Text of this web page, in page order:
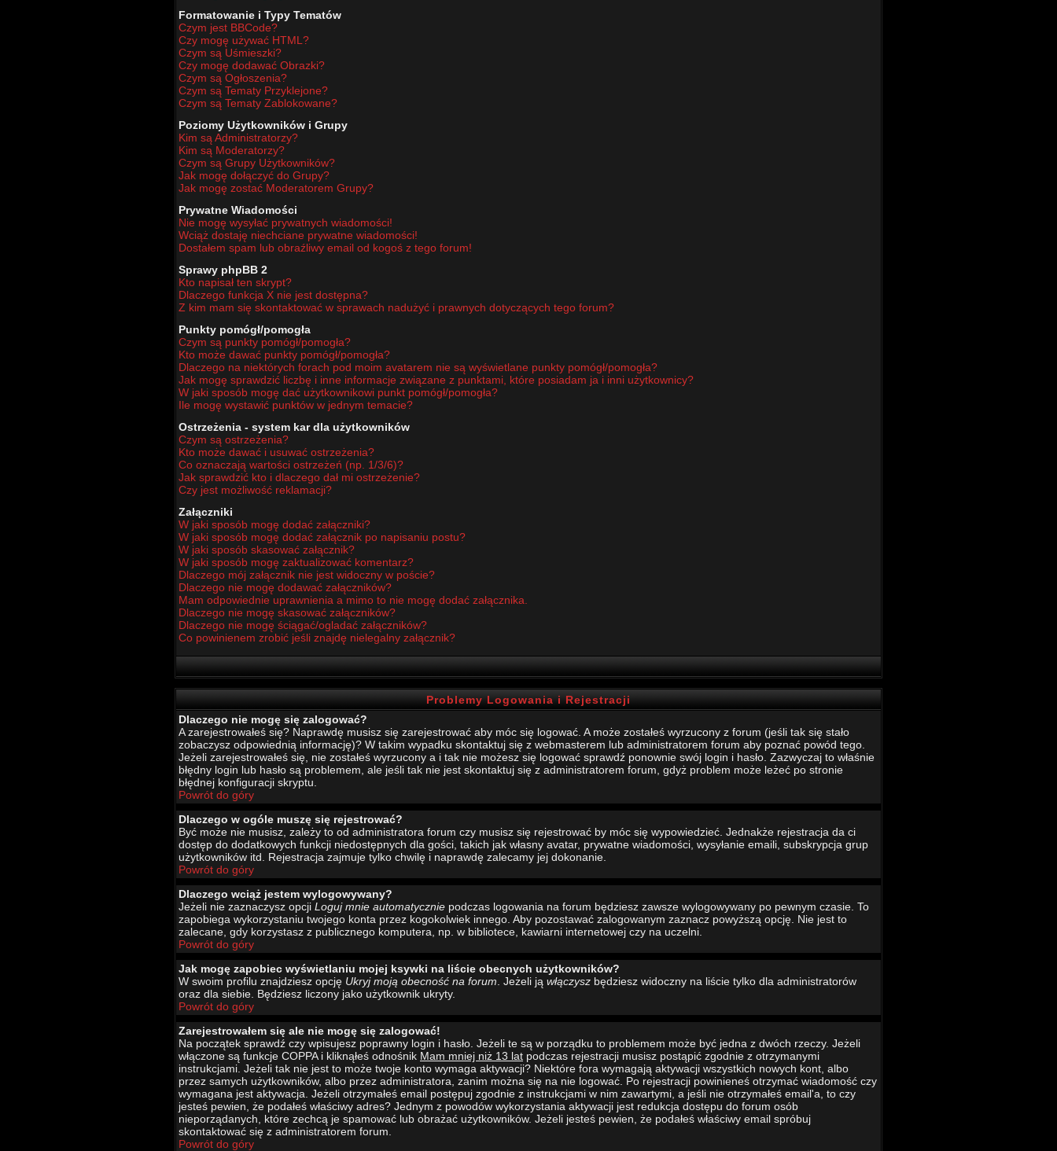
Formatowanie i Typy Tematów
Czym jest BBCode?
Czy mogę używać HTML?
Czym są Uśmieszki?
Czy mogę dodawać Obrazki?
Czym są Ogłoszenia?
Czym są Tematy Przyklejone?
Czym są Tematy Zablokowane?
Poziomy Użytkowników i Grupy
Kim są Administratorzy?
Kim są Moderatorzy?
Czym są Grupy Użytkowników?
Jak mogę dołączyć do Grupy?
Jak mogę zostać Moderatorem Grupy?
Prywatne Wiadomości
Nie mogę wysyłać prywatnych wiadomości!
Wciąż dostaję niechciane prywatne wiadomości!
Dostałem spam lub obraźliwy email od kogoś z tego forum!
Sprawy phpBB 2
Kto napisał ten skrypt?
Dlaczego funkcja X nie jest dostępna?
Z kim mam się skontaktować w sprawach nadużyć i prawnych dotyczących tego forum?
Punkty pomógł/pomogła
Czym są punkty pomógł/pomogła?
Kto może dawać punkty pomógł/pomogła?
Dlaczego na niektórych forach pod moim avatarem nie są wyświetlane punkty pomógł/pomogła?
Jak mogę sprawdzić liczbę i inne informacje związane z punktami, które posiadam ja i inni użytkownicy?
W jaki sposób mogę dać użytkownikowi punkt pomógł/pomogła?
Ile mogę wystawić punktów w jednym temacie?
Ostrzeżenia - system kar dla użytkowników
Czym są ostrzeżenia?
Kto może dawać i usuwać ostrzeżenia?
Co oznaczają wartości ostrzeżeń (np. 1/3/6)?
Jak sprawdzić kto i dlaczego dał mi ostrzeżenie?
Czy jest możliwość reklamacji?
Załączniki
W jaki sposób mogę dodać załączniki?
W jaki sposób mogę dodać załącznik po napisaniu postu?
W jaki sposób skasować załącznik?
W jaki sposób mogę zaktualizować komentarz?
Dlaczego mój załącznik nie jest widoczny w poście?
Dlaczego nie mogę dodawać załączników?
Mam odpowiednie uprawnienia a mimo to nie mogę dodać załącznika.
Dlaczego nie mogę skasować załączników?
Dlaczego nie mogę ściągać/ogladać załączników?
Co powinienem zrobić jeśli znajdę nielegalny załącznik?
Problemy Logowania i Rejestracji
Dlaczego nie mogę się zalogować?
A zarejestrowałeś się? Naprawdę musisz się zarejestrować aby móc się logować. A może zostałeś wyrzucony z forum (jeśli tak się stało
zobaczysz odpowiednią informację)? W takim wypadku skontaktuj się z webmasterem lub administratorem forum aby poznać powód tego.
Jeżeli zarejestrowałeś się, nie zostałeś wyrzucony a i tak nie możesz się logować sprawdź ponownie swój login i hasło. Zazwyczaj to właśnie
błędny login lub hasło są problemem, ale jeśli tak nie jest skontaktuj się z administratorem forum, gdyż problem może leżeć po stronie
błędnej konfiguracji skryptu.
Powrót do góry
Dlaczego w ogóle muszę się rejestrować?
Być może nie musisz, zależy to od administratora forum czy musisz się rejestrować by móc się wypowiedzieć. Jednakże rejestracja da ci
dostęp do dodatkowych funkcji niedostępnych dla gości, takich jak własny avatar, prywatne wiadomości, wysyłanie emaili, subskrypcja grup
użytkowników itd. Rejestracja zajmuje tylko chwilę i naprawdę zalecamy jej dokonanie.
Powrót do góry
Dlaczego wciąż jestem wylogowywany?
Jeżeli nie zaznaczysz opcji Loguj mnie automatycznie podczas logowania na forum będziesz zawsze wylogowywany po pewnym czasie. To
zapobiega wykorzystaniu twojego konta przez kogokolwiek innego. Aby pozostawać zalogowanym zaznacz powyższą opcję. Nie jest to
zalecane, gdy korzystasz z publicznego komputera, np. w bibliotece, kawiarni internetowej czy na uczelni.
Powrót do góry
Jak mogę zapobiec wyświetlaniu mojej ksywki na liście obecnych użytkowników?
W swoim profilu znajdziesz opcję Ukryj moją obecność na forum . Jeżeli ją włączysz będziesz widoczny na liście tylko dla administratorów
oraz dla siebie. Będziesz liczony jako użytkownik ukryty.
Powrót do góry
Zarejestrowałem się ale nie mogę się zalogować!
Na początek sprawdź czy wpisujesz poprawny login i hasło. Jeżeli te są w porządku to problemem może być jedna z dwóch rzeczy. Jeżeli
włączone są funkcje COPPA i kliknąłeś odnośnik Mam mniej niż 13 lat podczas rejestracji musisz postąpić zgodnie z otrzymanymi
instrukcjami. Jeżeli tak nie jest to może twoje konto wymaga aktywacji? Niektóre fora wymagają aktywacji wszystkich nowych kont, albo
przez samych użytkowników, albo przez administratora, zanim można się na nie logować. Po rejestracji powinieneś otrzymać wiadomość czy
wymagana jest aktywacja. Jeżeli otrzymałeś email postępuj zgodnie z instrukcjami w nim zawartymi, a jeśli nie otrzymałeś email'a, to czy
jesteś pewien, że podałeś właściwy adres? Jednym z powodów wykorzystania aktywacji jest redukcja dostępu do forum osób
nieporządanych, które zechcą je spamować lub obrażać użytkowników. Jeżeli jesteś pewien, że podałeś właściwy email spróbuj
skontaktować się z administratorem forum.
Powrót do góry